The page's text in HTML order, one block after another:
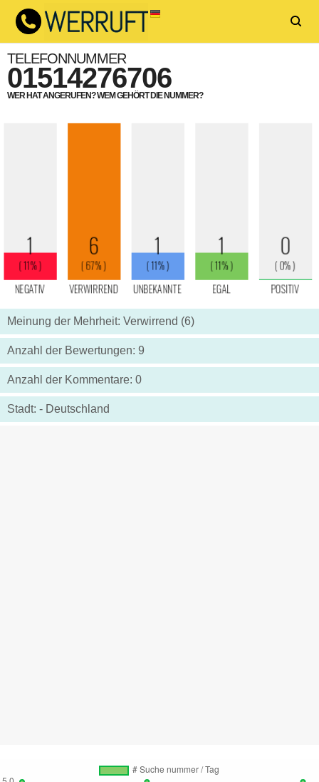
TELEFONNUMMER
01514276706
WER HAT ANGERUFEN? WEM GEHÖRT DIE NUMMER?
Meinung der Mehrheit: Verwirrend (6)
Anzahl der Bewertungen: 9
Anzahl der Kommentare: 0
Stadt: - Deutschland